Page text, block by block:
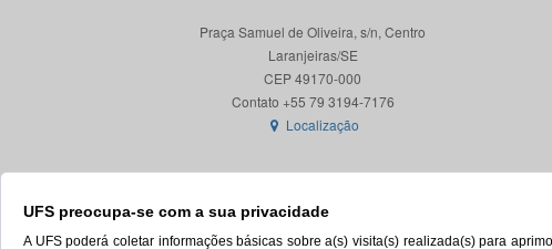
UFS preocupa-se com a sua privacidade
A UFS poderá coletar informações básicas sobre a(s) visita(s) realizada(s) para
Praça Samuel de Oliveira, s/n, Centro
Laranjeiras/SE
CEP 49170-000
Localização